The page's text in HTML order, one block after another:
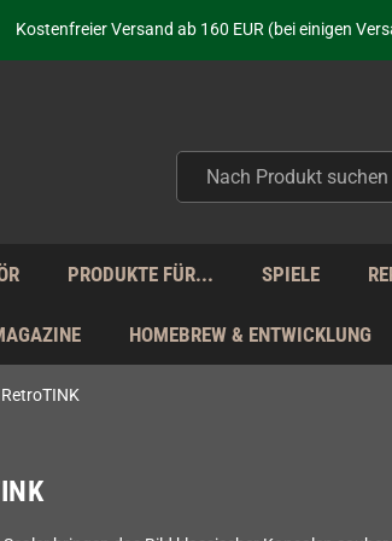
Kostenfreier Versand ab 160 EUR (bei einigen
Seit über 20 Jahren Deine Anlaufstelle für neue
Täglicher Versand Mo - Fr aus Deutschland -
PRODUKTE FÜR... SPIELE
HOMEBREW & ENTWICKLUNG
RetroTINK